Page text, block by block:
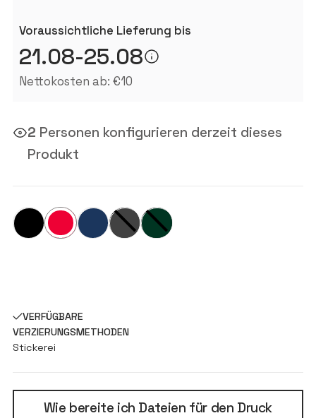
Voraussichtliche Lieferung bis
21.08-25.08
Nettokosten ab: €10
2 Personen konfigurieren derzeit dieses
Produkt
VERFÜGBARE
VERZIERUNGSMETHODEN
Stickerei
Wie bereite ich Dateien für den Druck